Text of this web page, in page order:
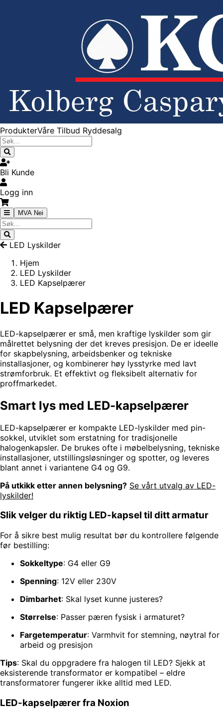
ProdukterVåre Tilbud Ryddesalg
Bli Kunde
Logg inn
MVA Nei
LED Lyskilder
Hjem
LED Lyskilder
LED Kapselpærer
LED Kapselpærer
LED-kapselpærer er små, men kraftige lyskilder som gir
målrettet belysning der det kreves presisjon. De er ideelle
for skapbelysning, arbeidsbenker og tekniske
installasjoner, og kombinerer høy lysstyrke med lavt
strømforbruk. Et effektivt og fleksibelt alternativ for
proffmarkedet.
Smart lys med LED-kapselpærer
LED-kapselpærer er kompakte LED-lyskilder med pin-
sokkel, utviklet som erstatning for tradisjonelle
halogenkapsler. De brukes ofte i møbelbelysning, tekniske
installasjoner, utstillingsløsninger og spotter, og leveres
blant annet i variantene G4 og G9.
På utkikk etter annen belysning? Se vårt utvalg av LED-
lyskilder!
Slik velger du riktig LED-kapsel til ditt armatur
For å sikre best mulig resultat bør du kontrollere følgende
før bestilling:
Sokkeltype: G4 eller G9
Spenning: 12V eller 230V
Dimbarhet: Skal lyset kunne justeres?
Størrelse: Passer pæren fysisk i armaturet?
Fargetemperatur: Varmhvit for stemning, nøytral for
arbeid og presisjon
Tips: Skal du oppgradere fra halogen til LED? Sjekk at
eksisterende transformator er kompatibel – eldre
transformatorer fungerer ikke alltid med LED.
LED-kapselpærer fra Noxion